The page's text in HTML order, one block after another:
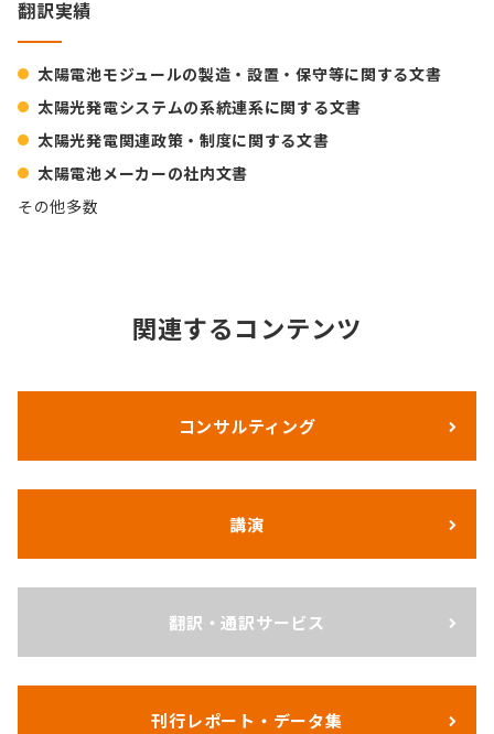
翻訳実績
太陽電池モジュールの製造・設置・保守等に関する文書
太陽光発電システムの系統連系に関する文書
太陽光発電関連政策・制度に関する文書
太陽電池メーカーの社内文書
その他多数
関連するコンテンツ
コンサルティング
講演
翻訳・通訳サービス
刊行レポート・データ集